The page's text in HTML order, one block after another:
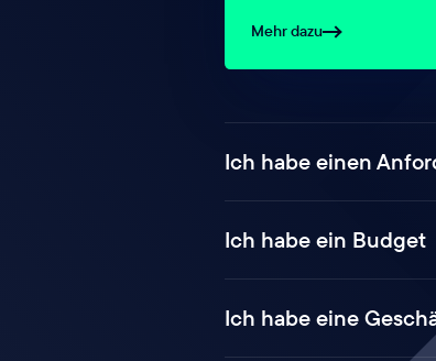
Mehr dazu
Ich habe einen
Ich habe ein Budget
Ich habe eine